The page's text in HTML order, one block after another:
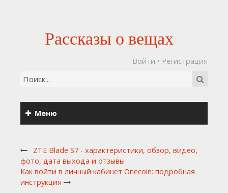
Рассказы о вещах
Войти • Регистрация
Меню
ZTE Blade S7 - характеристики, обзор, видео,
фото, дата выхода и отзывы
Как войти в личный кабинет Onecoin: подробная
инструкция